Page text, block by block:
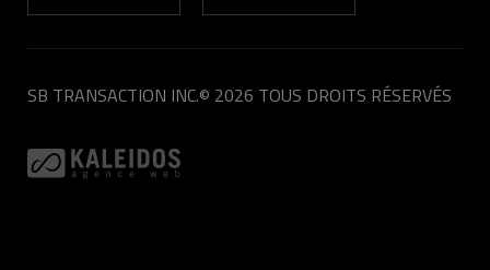
SB TRANSACTION INC.© 2026 TOUS DROITS RÉSERVÉS